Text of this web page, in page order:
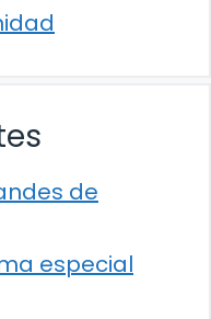
de
especial